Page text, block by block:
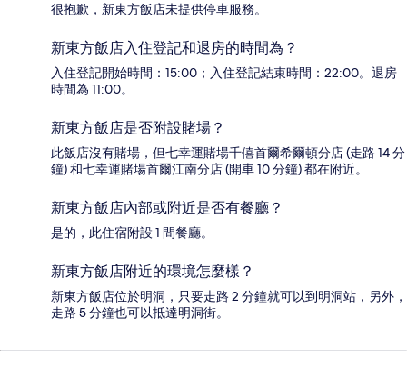
很抱歉，新東方飯店未提供停車服務。
新東方飯店入住登記和退房的時間為？
入住登記開始時間：15:00；入住登記結束時間：22:00。退房
時間為 11:00。
新東方飯店是否附設賭場？
此飯店沒有賭場，但七幸運賭場千僖首爾希爾頓分店 (走路 14 分
鐘) 和七幸運賭場首爾江南分店 (開車 10 分鐘) 都在附近。
新東方飯店內部或附近是否有餐廳？
是的，此住宿附設 1 間餐廳。
新東方飯店附近的環境怎麼樣？
新東方飯店位於明洞，只要走路 2 分鐘就可以到明洞站，另外，
走路 5 分鐘也可以抵達明洞街。